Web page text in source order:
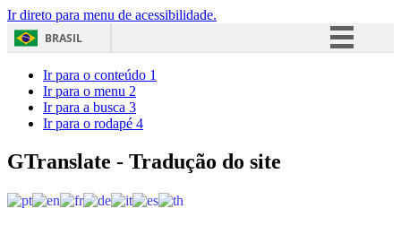
Ir direto para menu de acessibilidade.
BRASIL
Acesso à informação
Ir para o conteúdo 1
Ir para o menu 2
Ir para a busca 3
Ir para o rodapé 4
GTranslate - Tradução do site